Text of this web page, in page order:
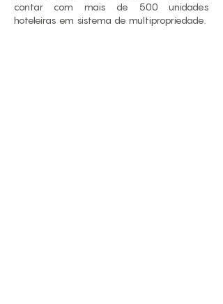
contar com mais de 500 unidades
hoteleiras em sistema de multipropriedade.